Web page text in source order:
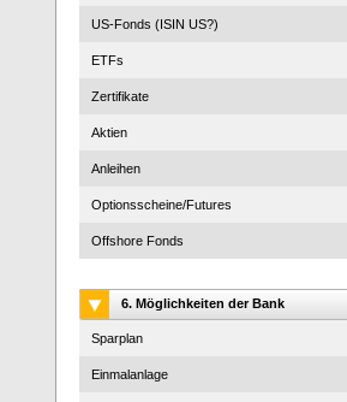
US-Fonds (ISIN US?)
ETFs
Zertifikate
Aktien
Anleihen
Optionsscheine/Futures
Offshore Fonds
6. Möglichkeiten der Bank
Sparplan
Einmalanlage